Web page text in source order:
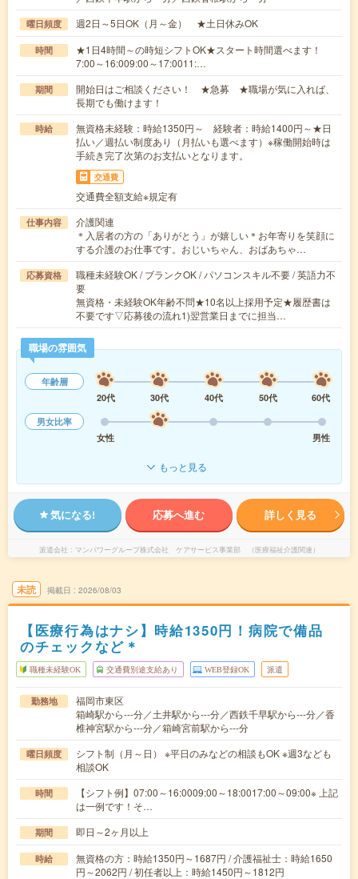
曜日頻度 週2日～5日OK（月～金） ★土日休みOK
時間
★1日4時間～の時短シフトOK★スタート時間選べます！
7:00～16:009:00～17:0011:…
期間
開始日はご相談ください！ ★急募 ★職場が気に入れば、
長期でも働けます！
時給
無資格未経験：時給1350円～ 経験者：時給1400円～★日
払い／週払い制度あり（月払いも選べます）※稼働開始時は
手続き完了次第のお支払いとなります。
交通費
交通費全額支給※規定有
仕事内容
介護関連
＊入居者の方の「ありがとう」が嬉しい＊お年寄りを笑顔に
する介護のお仕事です。おじいちゃん、おばあちゃ…
応募資格
職種未経験OK / ブランクOK / パソコンスキル不要 / 英語力不
要
無資格・未経験OK年齢不問★10名以上採用予定★履歴書は
不要です▽応募後の流れ1)翌営業日までに担当…
職場の雰囲気
年齢層
20代
30代 40代 50代
60代
男女比率
女性
男性
もっと見る
気になる! 応募へ進む 詳しく見る
派遣会社 マンパワーグループ株式会社 ケアサービス事業部 （医療福祉介護関連）
未読 掲載日 2026/08/03
【医療行為はナシ】時給1350円！病院で備品
のチェックなど＊
職種未経験OK 交通費別途支給あり WEB登録OK 派遣
勤務地
福岡市東区
箱崎駅から---分／土井駅から---分／西鉄千早駅から---分／香
椎神宮駅から---分／箱崎宮前駅から---分
曜日頻度
シフト制（月～日） ※平日のみなどの相談もOK ※週3なども
相談OK
時間
【シフト例】07:00～16:0009:00～18:0017:00～09:00※ 上記
は一例です！そ…
期間 即日～2ヶ月以上
時給
無資格の方：時給1350円～1687円 / 介護福祉士：時給1650
円～2062円 / 初任者以上：時給1450円～1812円